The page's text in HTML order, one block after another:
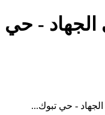
- حي
- حي تبوك...